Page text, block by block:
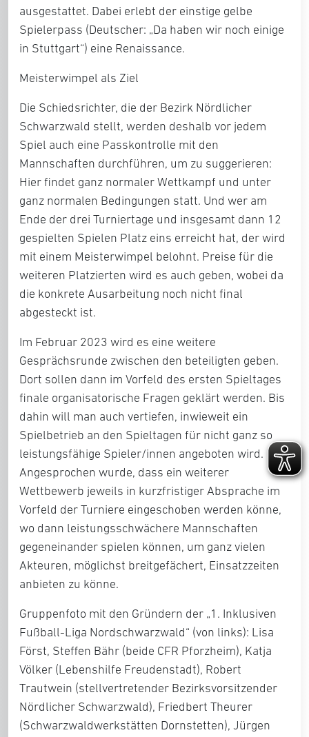
ausgestattet. Dabei erlebt der einstige gelbe
Spielerpass (Deutscher: „Da haben wir noch einige
in Stuttgart“) eine Renaissance.
Meisterwimpel als Ziel
Die Schiedsrichter, die der Bezirk Nördlicher
Schwarzwald stellt, werden deshalb vor jedem
Spiel auch eine Passkontrolle mit den
Mannschaften durchführen, um zu suggerieren:
Hier findet ganz normaler Wettkampf und unter
ganz normalen Bedingungen statt. Und wer am
Ende der drei Turniertage und insgesamt dann 12
gespielten Spielen Platz eins erreicht hat, der wird
mit einem Meisterwimpel belohnt. Preise für die
weiteren Platzierten wird es auch geben, wobei da
die konkrete Ausarbeitung noch nicht final
abgesteckt ist.
Im Februar 2023 wird es eine weitere
Gesprächsrunde zwischen den beteiligten geben.
Dort sollen dann im Vorfeld des ersten Spieltages
finale organisatorische Fragen geklärt werden. Bis
dahin will man auch vertiefen, inwieweit ein
Spielbetrieb an den Spieltagen für nicht ganz so
leistungsfähige Spieler/innen angeboten wird.
Angesprochen wurde, dass ein weiterer
Wettbewerb jeweils in kurzfristiger Absprache im
Vorfeld der Turniere eingeschoben werden könne,
wo dann leistungsschwächere Mannschaften
gegeneinander spielen können, um ganz vielen
Akteuren, möglichst breitgefächert, Einsatzzeiten
anbieten zu könne.
Gruppenfoto mit den Gründern der „1. Inklusiven
Fußball-Liga Nordschwarzwald“ (von links): Lisa
Först, Steffen Bähr (beide CFR Pforzheim), Katja
Völker (Lebenshilfe Freudenstadt), Robert
Trautwein (stellvertretender Bezirksvorsitzender
Nördlicher Schwarzwald), Friedbert Theurer
(Schwarzwaldwerkstätten Dornstetten), Jürgen